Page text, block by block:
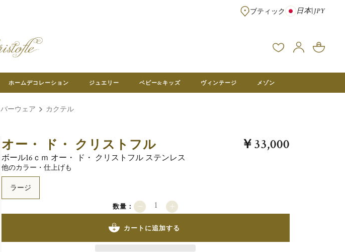
※¥100,000以上のご注文は送料無料 ※フランス本社在庫より直送。メゾ
ブティック 日本|JPY
ホームデコレーション ジュエリー ベビー&キッズ ヴィンテージ メゾン
バーウェア カクテル
オー・ ド・ クリストフル
ボール16ｃｍ オー・ ド・ クリストフル ステンレス
￥33,000
他のカラー・仕上げも
ラージ
数量：
カートに追加する